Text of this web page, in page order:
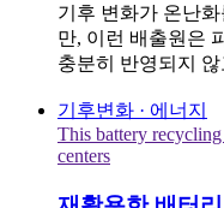
기후 변화가 온난
만, 이런 배출원은
충분히 반영되지
기후변화 · 에너지
This battery
centers